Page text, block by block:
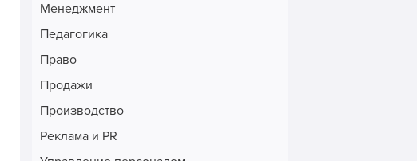
Менеджмент
Педагогика
Право
Продажи
Производство
Реклама и PR